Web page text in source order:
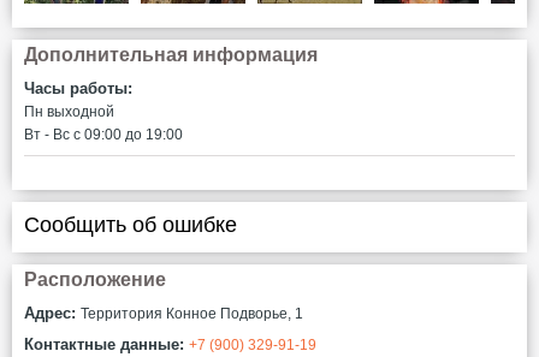
Дополнительная информация
Часы работы:
Пн выходной
Вт - Вс c 09:00 до 19:00
Сообщить об ошибке
Расположение
Адрес: Территория Конное Подворье, 1
Контактные данные: +7 (900) 329-91-19